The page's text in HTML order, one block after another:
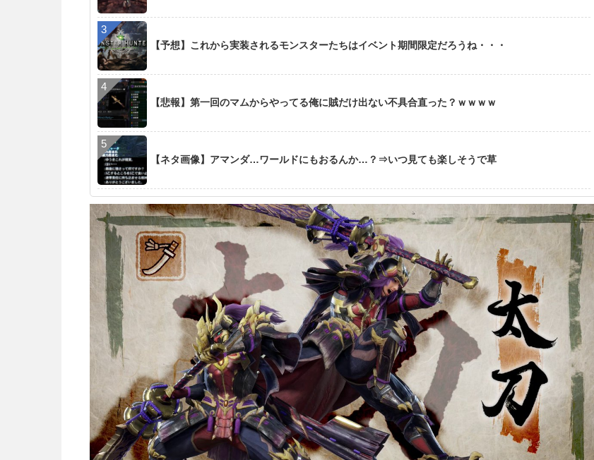
【予想】これから実装されるモンスターたちはイベント期間限定だろうね・・・
【悲報】第一回のマムからやってる俺に賊だけ出ない不具合直った？ｗｗｗｗ
【ネタ画像】アマンダ…ワールドにもおるんか…？⇒いつ見ても楽しそうで草